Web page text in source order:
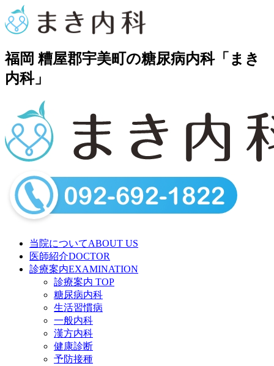
福岡 糟屋郡宇美町の糖尿病内科「まき
内科」
当院についてABOUT US
医師紹介DOCTOR
診療案内EXAMINATION
診療案内 TOP
糖尿病内科
生活習慣病
一般内科
漢方内科
健康診断
予防接種